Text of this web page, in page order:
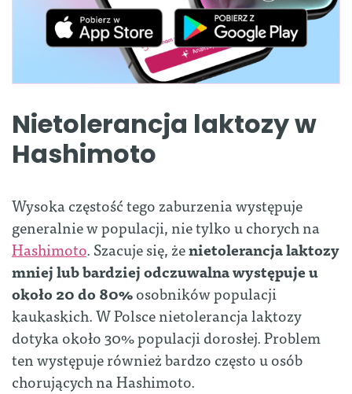
Nietolerancja laktozy w
Hashimoto
Wysoka częstość tego zaburzenia występuje
generalnie w populacji, nie tylko u chorych na
Hashimoto. Szacuje się, żenietolerancja laktozy
mniej lub bardziej odczuwalna występuje u
około 20 do 80%osobników populacji
kaukaskich. W Polsce nietolerancja laktozy
dotyka około 30% populacji dorosłej. Problem
ten występuje również bardzo często u osób
chorujących na Hashimoto.